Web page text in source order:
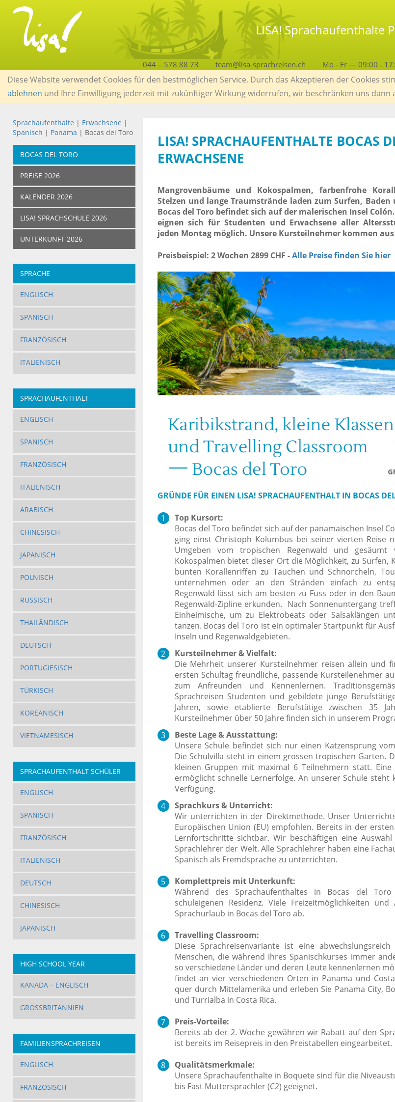
LISA! Sprachaufenthalte
044 – 578 88 73 team@lisa-sprachreisen.ch Mo - Fr — 09:00 -
Diese Website verwendet Cookies für den bestmöglichen Service. Durch das Akzeptieren der Cookies
ablehnen und Ihre Einwilligung jederzeit mit zukünftiger Wirkung widerrufen, wir beschränken uns dann
Sprachaufenthalte | Erwachsene |
Spanisch | Panama | Bocas del Toro
BOCAS DEL TORO
PREISE 2026
KALENDER 2026
LISA! SPRACHSCHULE 2026
UNTERKUNFT 2026
SPRACHE
ENGLISCH
SPANISCH
FRANZÖSISCH
ITALIENISCH
SPRACHAUFENTHALT
ERWACHSENE
ENGLISCH
SPANISCH
FRANZÖSISCH
ITALIENISCH
ARABISCH
CHINESISCH
JAPANISCH
POLNISCH
RUSSISCH
THAILÄNDISCH
DEUTSCH
PORTUGIESISCH
TÜRKISCH
KOREANISCH
VIETNAMESISCH
SPRACHAUFENTHALT SCHÜLER
ENGLISCH
SPANISCH
FRANZÖSISCH
ITALIENISCH
DEUTSCH
CHINESISCH
JAPANISCH
HIGH SCHOOL YEAR
KANADA – ENGLISCH
GROSSBRITANNIEN
FAMILIENSPRACHREISEN
ENGLISCH
FRANZÖSISCH
LISA! SPRACHAUFENTHALTE BOCAS
ERWACHSENE
Mangrovenbäume und Kokospalmen, farbenfrohe
Stelzen und lange Traumstrände laden zum Surfen, Baden
Bocas del Toro befindet sich auf der malerischen Insel
eignen sich für Studenten und Erwachsene aller
jeden Montag möglich. Unsere Kursteilnehmer kommen
Preisbeispiel: 2 Wochen 2899 CHF -Alle Preise finden Sie hier
GRÜNDE FÜR EINEN LISA! SPRACHAUFENTHALT IN BOCAS
Top Kursort:
Bocas del Toro befindet sich auf der panamaischen Insel
ging einst Christoph Kolumbus bei seiner vierten Reise
Umgeben vom tropischen Regenwald und gesäumt
Kokospalmen bietet dieser Ort die Möglichkeit, zu Surfen,
bunten Korallenriffen zu Tauchen und Schnorcheln,
unternehmen oder an den Stränden einfach zu
Regenwald lässt sich am besten zu Fuss oder in den
Regenwald-Zipline erkunden. Nach Sonnenuntergang
Einheimische, um zu Elektrobeats oder Salsaklängen
tanzen. Bocas del Toro ist ein optimaler Startpunkt für
Inseln und Regenwaldgebieten.
Kursteilnehmer & Vielfalt:
Die Mehrheit unserer Kursteilnehmer reisen allein und
ersten Schultag freundliche, passende Kursteilenehmer
zum Anfreunden und Kennenlernen.
Sprachreisen Studenten und gebildete junge
Jahren, sowie etablierte Berufstätige zwischen 35
Kursteilnehmer über 50 Jahre finden sich in unserem
Beste Lage & Ausstattung:
Unsere Schule befindet sich nur einen Katzensprung
Die Schulvilla steht in einem grossen tropischen Garten.
kleinen Gruppen mit maximal 6 Teilnehmern statt. Eine
ermöglicht schnelle Lernerfolge. An unserer Schule steht
Verfügung.
Sprachkurs & Unterricht:
Wir unterrichten in der Direktmethode. Unser
Europäischen Union (EU) empfohlen. Bereits in der
Lernfortschritte sichtbar. Wir beschäftigen eine
Sprachlehrer der Welt. Alle Sprachlehrer haben eine
Spanisch als Fremdsprache zu unterrichten.
Komplettpreis mit Unterkunft:
Während des Sprachaufenthaltes in Bocas del
schuleigenen Residenz. Viele Freizeitmöglichkeiten
Sprachurlaub in Bocas del Toro ab.
Travelling Classroom:
Diese Sprachreisenvariante ist eine
Menschen, die während ihres Spanischkurses immer
so verschiedene Länder und deren Leute kennenlernen
findet an vier verschiedenen Orten in Panama und
quer durch Mittelamerika und erleben Sie Panama City,
und Turrialba in Costa Rica.
Preis-Vorteile:
Bereits ab der 2. Woche gewähren wir Rabatt auf den
ist bereits im Reisepreis in den Preistabellen eingearbeitet.
Qualitätsmerkmale:
Unsere Sprachaufenthalte in Boquete sind für die
bis Fast Muttersprachler (C2) geeignet.